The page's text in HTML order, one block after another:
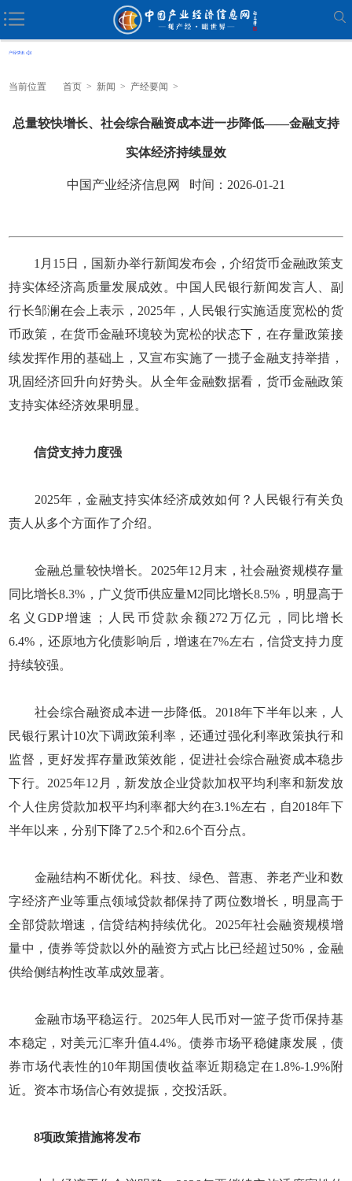
当前位置 首页 > 新闻 > 产经要闻 >
总量较快增长、社会综合融资成本进一步降低——金融支持
实体经济持续显效
中国产业经济信息网 时间：2026-01-21
1月15日，国新办举行新闻发布会，介绍货币金融政策支
持实体经济高质量发展成效。中国人民银行新闻发言人、副
行长邹澜在会上表示，2025年，人民银行实施适度宽松的货
币政策，在货币金融环境较为宽松的状态下，在存量政策接
续发挥作用的基础上，又宣布实施了一揽子金融支持举措，
巩固经济回升向好势头。从全年金融数据看，货币金融政策
支持实体经济效果明显。
信贷支持力度强
2025年，金融支持实体经济成效如何？人民银行有关负
责人从多个方面作了介绍。
金融总量较快增长。2025年12月末，社会融资规模存量
同比增长8.3%，广义货币供应量M2同比增长8.5%，明显高于
名义GDP增速；人民币贷款余额272万亿元，同比增长
6.4%，还原地方化债影响后，增速在7%左右，信贷支持力度
持续较强。
社会综合融资成本进一步降低。2018年下半年以来，人
民银行累计10次下调政策利率，还通过强化利率政策执行和
监督，更好发挥存量政策效能，促进社会综合融资成本稳步
下行。2025年12月，新发放企业贷款加权平均利率和新发放
个人住房贷款加权平均利率都大约在3.1%左右，自2018年下
半年以来，分别下降了2.5个和2.6个百分点。
金融结构不断优化。科技、绿色、普惠、养老产业和数
字经济产业等重点领域贷款都保持了两位数增长，明显高于
全部贷款增速，信贷结构持续优化。2025年社会融资规模增
量中，债券等贷款以外的融资方式占比已经超过50%，金融
供给侧结构性改革成效显著。
金融市场平稳运行。2025年人民币对一篮子货币保持基
本稳定，对美元汇率升值4.4%。债券市场平稳健康发展，债
券市场代表性的10年期国债收益率近期稳定在1.8%-1.9%附
近。资本市场信心有效提振，交投活跃。
8项政策措施将发布